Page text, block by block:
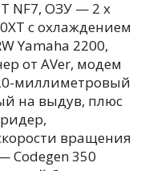
NF7, ОЗУ — 2 x
с охлаждением
Yamaha 2200,
от AVer, модем
миллиметровый
на выдув, плюс
вращения
Codegen 350